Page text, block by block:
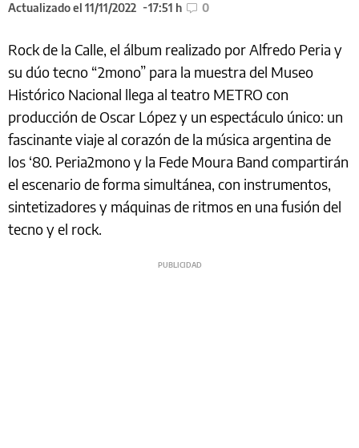
Actualizado el 11/11/2022
17:51 h 0
Rock de la Calle, el álbum realizado por Alfredo Peria y
su dúo tecno “2mono” para la muestra del Museo
Histórico Nacional llega al teatro METRO con
producción de Oscar López y un espectáculo único: un
fascinante viaje al corazón de la música argentina de
los ‘80. Peria2mono y la Fede Moura Band compartirán
el escenario de forma simultánea, con instrumentos,
sintetizadores y máquinas de ritmos en una fusión del
tecno y el rock.